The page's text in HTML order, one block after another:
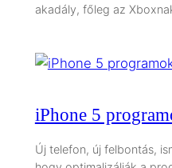
akadály, főleg az
iPhone 5
Új telefon, új felbontás,